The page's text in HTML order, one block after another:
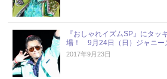
『おしゃれイズムSP』にタッ
場！ 9月24日（日）ジャニー
2017年9月23日